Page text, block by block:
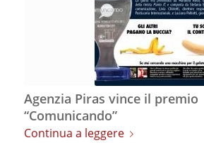
Agenzia Piras vince il premio
“Comunicando”
Continua a leggere